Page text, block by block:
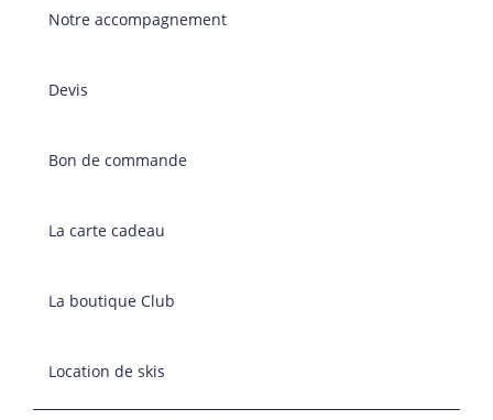
Notre accompagnement
Devis
Bon de commande
La carte cadeau
La boutique Club
Location de skis